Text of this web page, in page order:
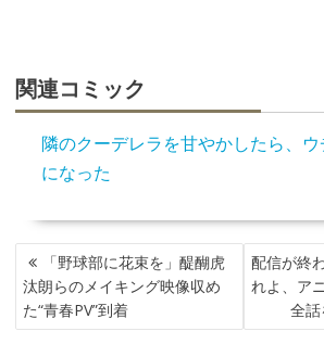
関連コミック
隣のクーデレラを甘やかしたら、
になった
投
稿
ナ
ビ
「野球部に花束を」醍醐虎
汰朗らのメイキング映像収め
た“青春PV”到着
配信が終
れよ、ア
全